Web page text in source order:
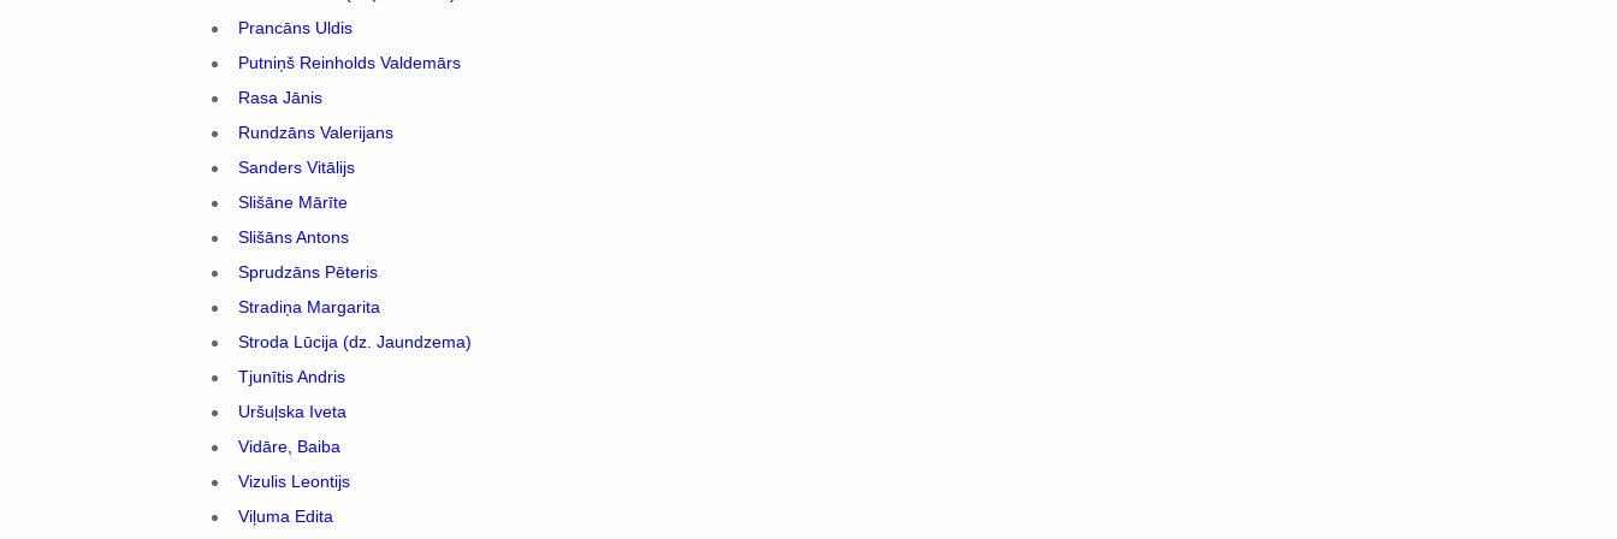
Prancāns Uldis
Putniņš Reinholds Valdemārs
Rasa Jānis
Rundzāns Valerijans
Sanders Vitālijs
Slišāne Mārīte
Slišāns Antons
Sprudzāns Pēteris
Stradiņa Margarita
Stroda Lūcija (dz. Jaundzema)
Tjunītis Andris
Uršuļska Iveta
Vidāre, Baiba
Vizulis Leontijs
Viļuma Edita